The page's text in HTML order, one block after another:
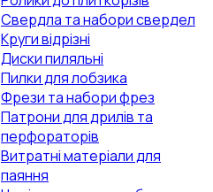
Свердла та набори свердел
Круги відрізні
Диски пиляльні
Пилки для лобзика
Фрези та набори фрез
Патрони для дрилів та
перфораторів
Витратні матеріали для
паяння